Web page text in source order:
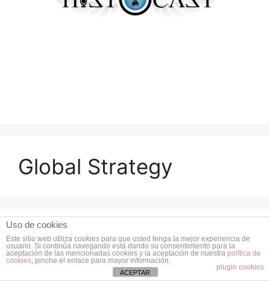
Global Strategy
Uso de cookies
Este sitio web utiliza cookies para que usted tenga la mejor experiencia de
usuario. Si continúa navegando está dando su consentimiento para la
aceptación de las mencionadas cookies y la aceptación de nuestra política de
cookies, pinche el enlace para mayor información.
plugin cookies
ACEPTAR